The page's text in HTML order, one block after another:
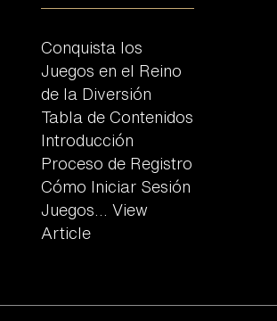
Conquista los
Juegos en el Reino
de la Diversión
Tabla de Contenidos
Introducción
Proceso de Registro
Cómo Iniciar Sesión
Juegos...View
Article